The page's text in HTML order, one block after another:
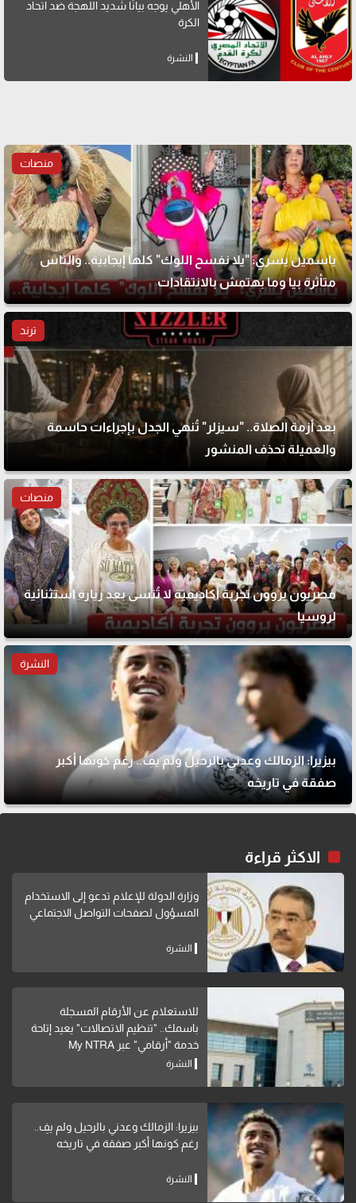
الأهلي يوجه بيانًا شديد اللهجة ضد اتحاد
الكرة
النشرة
منصات
ياسمين يسري: "يلا نفسح اللوك" كلها إيجابية.. والناس
متأثرة بيا وما بهتمش بالانتقادات
ترند
بعد أزمة الصلاة.. "سيزلر" تُنهي الجدل بإجراءات حاسمة
والعميلة تحذف المنشور
منصات
مصريون يروون تجربة أكاديمية لا تُنسى بعد زيارة استثنائية
لروسيا
النشرة
بيزيرا: الزمالك وعدني بالرحيل ولم يفِ.. رغم كونها أكبر
صفقة في تاريخه
الاكثر قراءة
وزارة الدولة للإعلام تدعو إلى الاستخدام
المسؤول لصفحات التواصل الاجتماعي
النشرة
للاستعلام عن الأرقام المسجلة
باسمك.. "تنظيم الاتصالات" يعيد إتاحة
خدمة "أرقامي" عبر My NTRA
النشرة
بيزيرا: الزمالك وعدني بالرحيل ولم يفِ..
رغم كونها أكبر صفقة في تاريخه
النشرة